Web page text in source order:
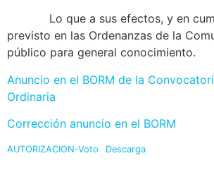
Lo que a sus efectos, y en
previsto en las Ordenanzas de la
público para general conocimiento.
Anuncio en el BORM de la
Ordinaria
Corrección anuncio en el BORM
AUTORIZACION-Voto Descarga